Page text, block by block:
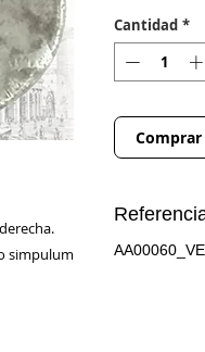
simpulum
Cantidad *
Comprar